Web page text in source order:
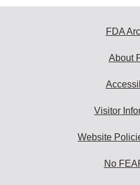
FDA
About
Visitor
Website
No